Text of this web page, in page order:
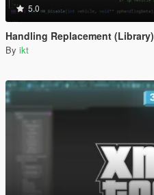
5.0
Handling Replacement (Library)
By ikt